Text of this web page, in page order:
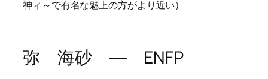
神ィ～で有名な魅上の方がより近い）
弥 海砂 ― ENFP